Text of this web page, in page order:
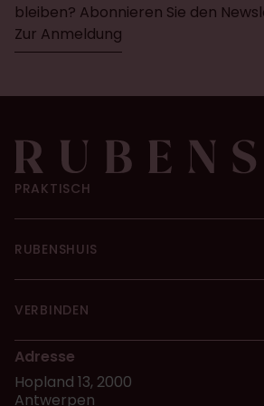
bleiben? Abonnieren Sie den
Zur Anmeldung
Adresse
Hopland 13, 2000
Antwerpen
PRAKTISCH
RUBENSHUIS
VERBINDEN